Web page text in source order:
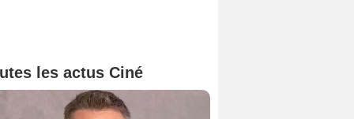
les actus Ciné